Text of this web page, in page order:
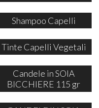
Shampoo Capelli
Tinte Capelli Vegetali
Candele in SOIA
BICCHIERE 115 gr